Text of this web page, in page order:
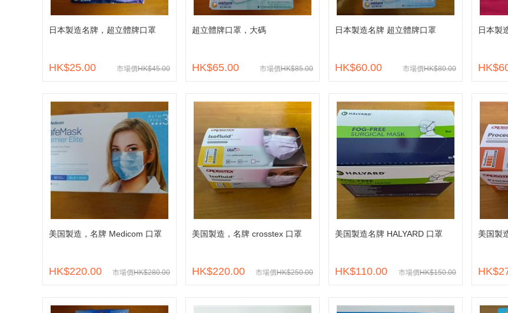
日本製造名牌，超立體牌口罩
市場價HK$45.00
HK$25.00
超立體牌口罩，大碼
市場價HK$85.00
HK$65.00
日本製造名牌 超立體牌口罩
市場價HK$80.00
HK$60.00
日本製
美国製造，名牌 Medicom 口罩
市場價HK$280.00
HK$220.00
美国製造，名牌 crosstex 口罩
市場價HK$250.00
HK$220.00
美国製造名牌 HALYARD 口罩
市場價HK$150.00
HK$110.00
美国製